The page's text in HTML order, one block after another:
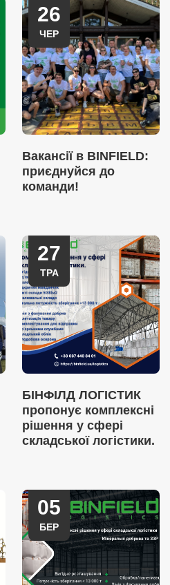
26
ЧЕР
Вакансії в BINFIELD:
приєднуйся до
команди!
27
ТРА
БІНФІЛД ЛОГІСТИК
пропонує комплексні
рішення у сфері
складської логістики.
05
БЕР